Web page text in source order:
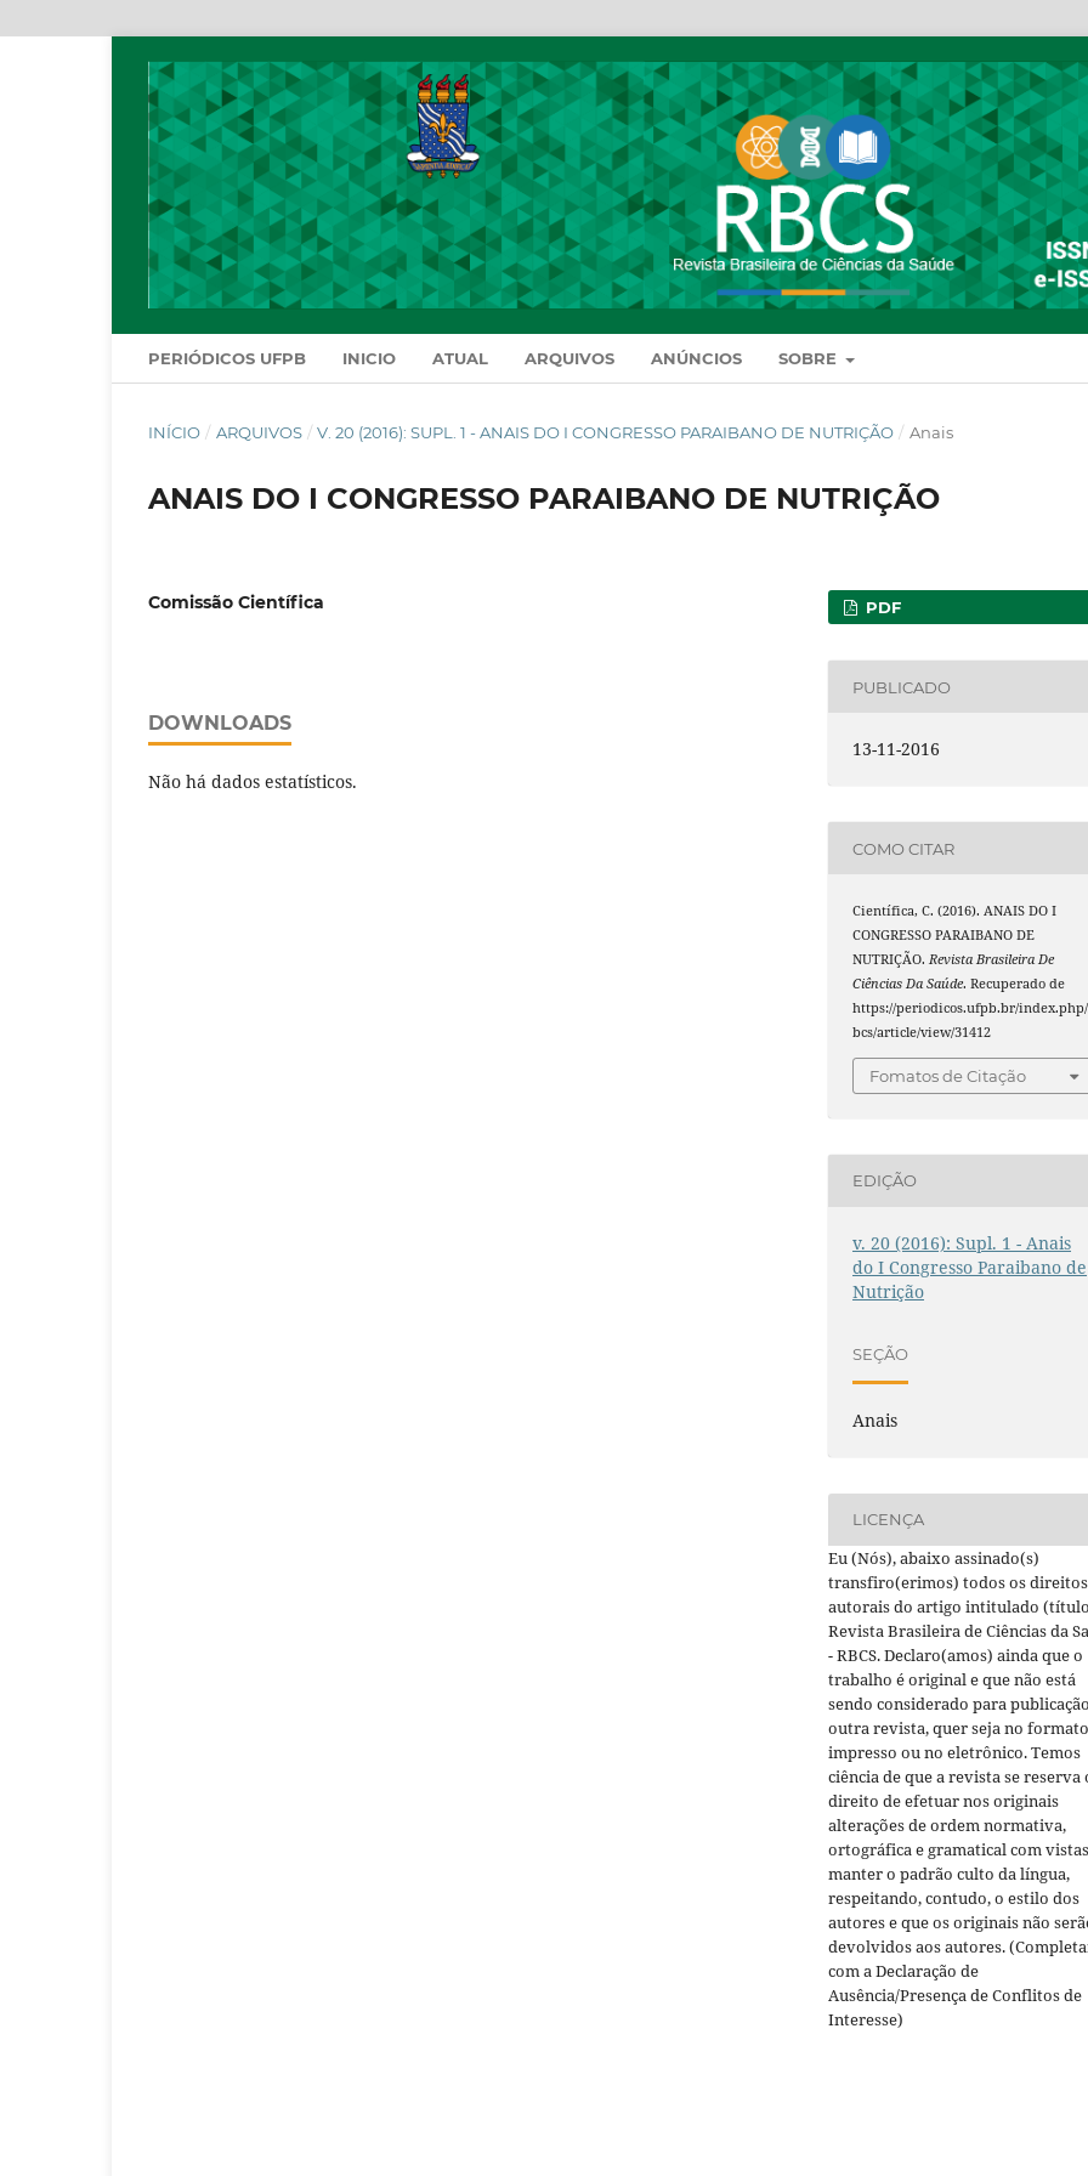
PERIÓDICOS UFPB INICIO ATUAL ARQUIVOS ANÚNCIOS SOBRE
INÍCIO / ARQUIVOS / V. 20 (2016): SUPL. 1 - ANAIS DO I CONGRESSO PARAIBANO DE NUTRIÇÃO / Anais
ANAIS DO I CONGRESSO PARAIBANO DE NUTRIÇÃO
Comissão Científica
DOWNLOADS
Não há dados estatísticos.
PDF
PUBLICADO
13-11-2016
COMO CITAR
Científica, C. (2016). ANAIS DO I
CONGRESSO PARAIBANO DE
NUTRIÇÃO.Revista Brasileira De
Ciências Da Saúde. Recuperado de
https://periodicos.ufpb.br/
bcs/article/view/31412
Fomatos de Citação
EDIÇÃO
v. 20 (2016): Supl. 1 - Anais
do I Congresso Paraibano de
Nutrição
SEÇÃO
Anais
LICENÇA
Eu (Nós), abaixo assinado(s)
transfiro(erimos) todos os direitos
autorais do artigo intitulado
Revista Brasileira de Ciências da
- RBCS. Declaro(amos) ainda que o
trabalho é original e que não está
sendo considerado para
outra revista, quer seja no formato
impresso ou no eletrônico. Temos
ciência de que a revista se reserva
direito de efetuar nos originais
alterações de ordem normativa,
ortográfica e gramatical com
manter o padrão culto da língua,
respeitando, contudo, o estilo dos
autores e que os originais não
devolvidos aos autores.
com a Declaração de
Ausência/Presença de Conflitos de
Interesse)